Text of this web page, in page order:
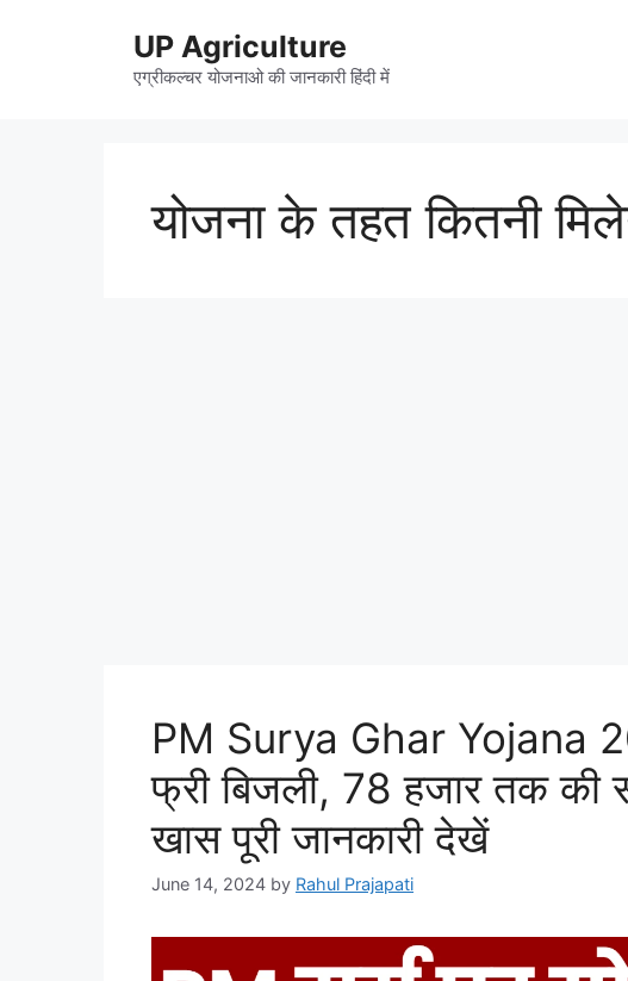
UP Agriculture
एग्रीकल्चर योजनाओ की जानकारी हिंदी में
योजना के तहत कितनी
PM Surya Ghar Yojana
फ्री बिजली, 78 हजार तक की
खास पूरी जानकारी देखें
June 14, 2024 by Rahul Prajapati